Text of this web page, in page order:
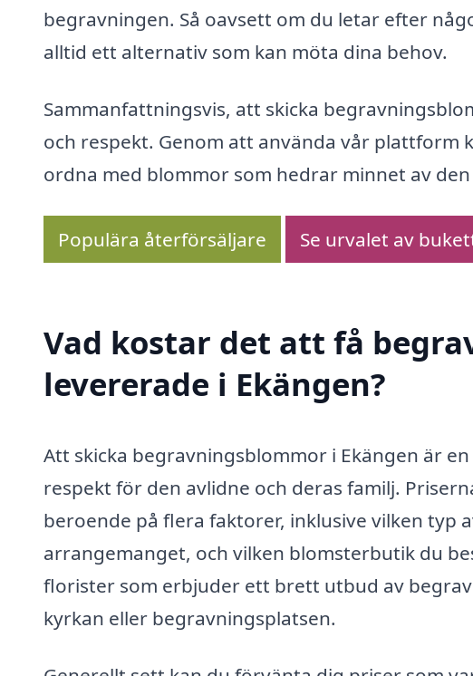
begravningen. Så oavsett om du letar efter
alltid ett alternativ som kan möta dina behov.
Sammanfattningsvis, att skicka
och respekt. Genom att använda vår
ordna med blommor som hedrar minnet av
Populära återförsäljare Se urvalet av
Vad kostar det att få
levererade i Ekängen?
Att skicka begravningsblommor i Ekängen är
respekt för den avlidne och deras familj.
beroende på flera faktorer, inklusive vilken typ
arrangemanget, och vilken blomsterbutik du
florister som erbjuder ett brett utbud av
kyrkan eller begravningsplatsen.